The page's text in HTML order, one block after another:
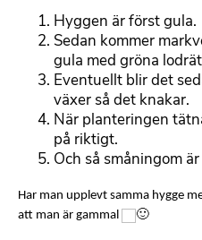
t
e
Hyggen är först gula.
Sedan kommer
gula med gröna
Eventuellt blir det
växer så det knakar.
När planteringen
på riktigt.
Och så småningom
Har man upplevt samma hygge
att man är gammal